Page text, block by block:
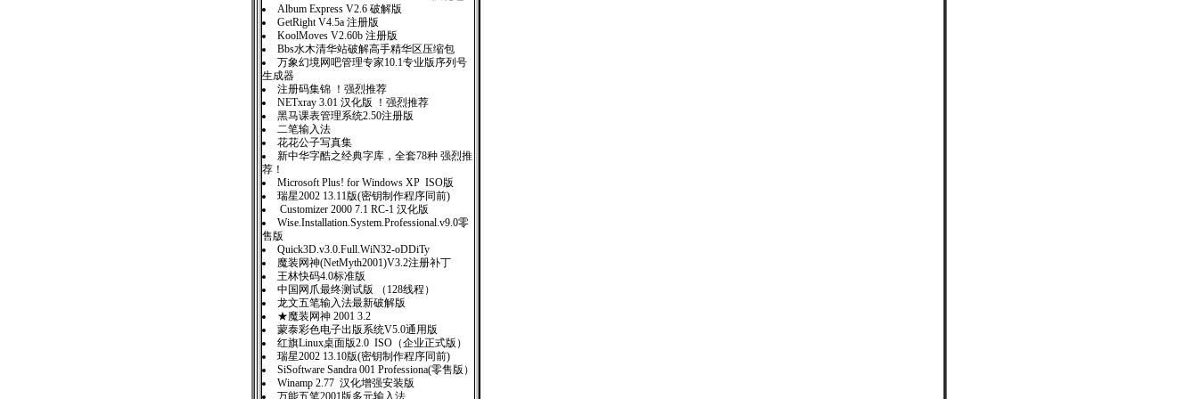
Album Express V2.6 破解版
GetRight V4.5a 注册版
KoolMoves V2.60b 注册版
Bbs水木清华站破解高手精华区压缩包
万象幻境网吧管理专家10.1专业版序列号
生成器
注册码集锦 ！强烈推荐
NETxray 3.01 汉化版 ！强烈推荐
黑马课表管理系统2.50注册版
二笔输入法
花花公子写真集
新中华字酷之经典字库，全套78种 强烈推
荐！
Microsoft Plus! for Windows XP ISO版
瑞星2002 13.11版(密钥制作程序同前)
Customizer 2000 7.1 RC-1 汉化版
Wise.Installation.System.Professional.v9.0零
售版
Quick3D.v3.0.Full.WiN32-oDDiTy
魔装网神(NetMyth2001)V3.2注册补丁
王林快码4.0标准版
中国网爪最终测试版 （128线程）
龙文五笔输入法最新破解版
★魔装网神 2001 3.2
蒙泰彩色电子出版系统V5.0通用版
红旗Linux桌面版2.0 ISO（企业正式版）
瑞星2002 13.10版(密钥制作程序同前)
SiSoftware Sandra 001 Professiona(零售版）
Winamp 2.77 汉化增强安装版
万能五笔2001版多元输入法